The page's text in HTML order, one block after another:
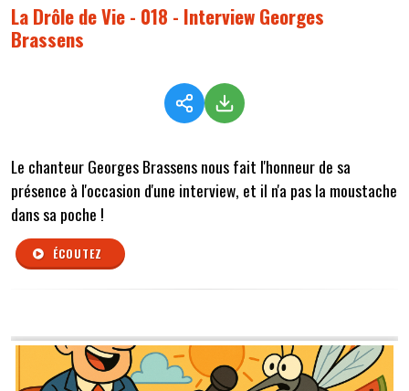
La Drôle de Vie - 018 - Interview Georges
Brassens
Le chanteur Georges Brassens nous fait l'honneur de sa
présence à l'occasion d'une interview, et il n'a pas la moustache
dans sa poche !
ÉCOUTEZ